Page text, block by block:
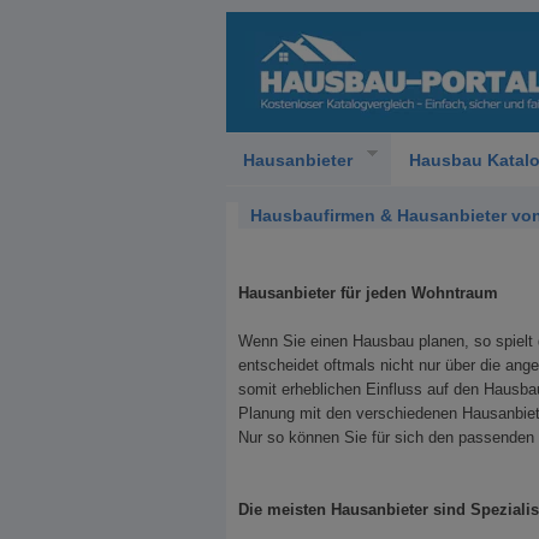
Hausanbieter Hausbau
Hausbaufirmen & Hausanbieter
Hausanbieter für jeden Wohntraum
Wenn Sie einen Hausbau planen, so
entscheidet oftmals nicht nur über die
somit erheblichen Einfluss auf den
Planung mit den verschiedenen
Nur so können Sie für sich den
Die meisten Hausanbieter sind